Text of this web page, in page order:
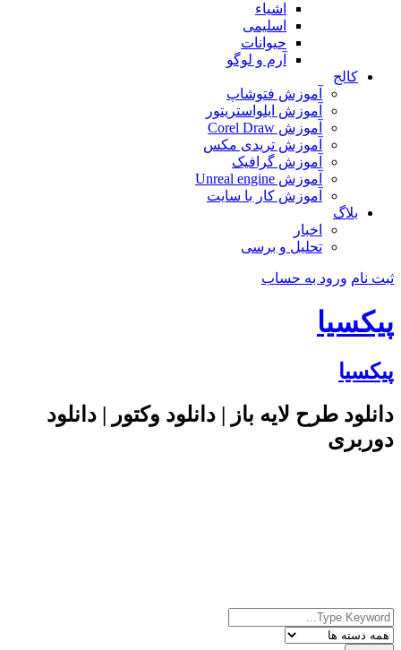
اشیاء
اسلیمی
حیوانات
آرم و لوگو
کالج
آموزش فتوشاپ
آموزش ایلواستریتور
آموزش Corel Draw
آموزش تریدی مکس
آموزش گرافیک
آموزش Unreal engine
آموزش کار با سایت
بلاگ
اخبار
تحلیل و برسی
ثبت نام ورود به حساب
پیکسیا
پیکسیا
دانلود طرح لایه باز | دانلود وکتور | دانلود
دوربری